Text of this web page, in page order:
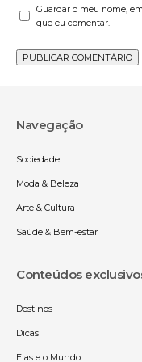
Guardar o meu nome,
que eu comentar.
Navegação
Sociedade
Moda & Beleza
Arte & Cultura
Saúde & Bem-estar
Conteúdos
Destinos
Dicas
Elas e o Mundo